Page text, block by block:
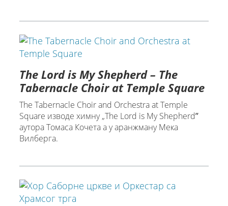
The Lord is My Shepherd – The
Tabernacle Choir at Temple Square
The Tabernacle Choir and Orchestra at Temple
Square изводе химну „The Lord is My Shepherdˮ
аутора Томаса Кочета а у аранжману Мека
Вилберга.